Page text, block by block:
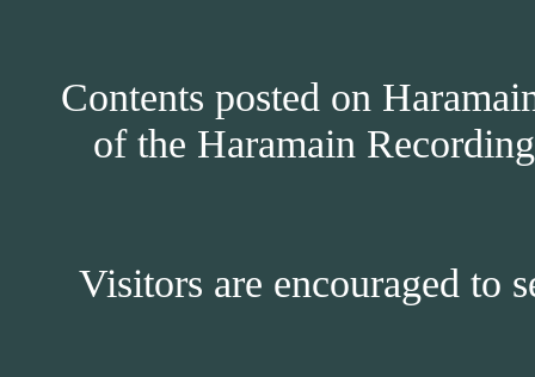
Contents posted on
of the Haramain
Visitors are encouraged to